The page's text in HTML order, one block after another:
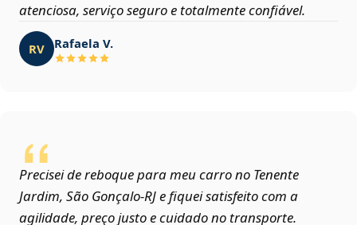
atenciosa, serviço seguro e totalmente confiável.
RV Rafaela V.
Precisei de reboque para meu carro no Tenente
Jardim, São Gonçalo‑RJ e fiquei satisfeito com a
agilidade, preço justo e cuidado no transporte.